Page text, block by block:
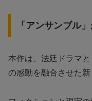
「アンサンブル
本作は、法廷ドラマ
の感動を融合させた新